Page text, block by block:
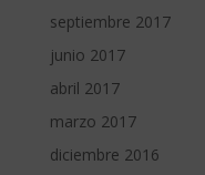
septiembre 2017
junio 2017
abril 2017
marzo 2017
diciembre 2016